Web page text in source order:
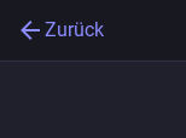
Zurück